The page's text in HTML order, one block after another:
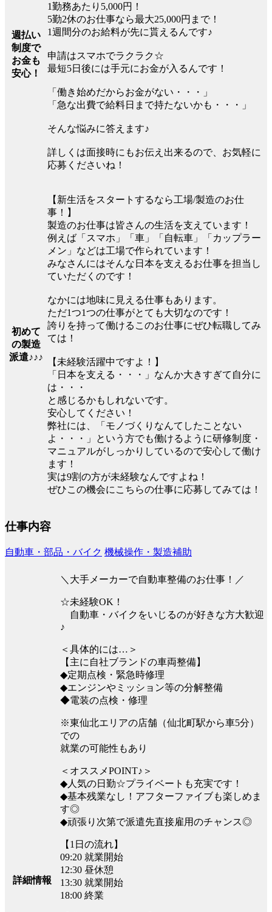
週払い
制度で
お金も
安心！
1勤務あたり5,000円！
5勤2休のお仕事なら最大25,000円まで！
1週間分のお給料が先に貰えるんです♪
申請はスマホでラクラク☆
最短5日後には手元にお金が入るんです！
「働き始めだからお金がない・・・」
「急な出費で給料日まで持たないかも・・・」
そんな悩みに答えます♪
詳しくは面接時にもお伝え出来るので、お気軽に
応募くださいね！
初めて
の製造
派遣♪♪♪
【新生活をスタートするなら工場/製造のお仕
事！】
製造のお仕事は皆さんの生活を支えています！
例えば「スマホ」「車」「自転車」「カップラー
メン」などは工場で作られています！
みなさんにはそんな日本を支えるお仕事を担当し
ていただくのです！
なかには地味に見える仕事もあります。
ただ1つ1つの仕事がとても大切なのです！
誇りを持って働けるこのお仕事にぜひ転職してみ
ては！
【未経験活躍中ですよ！】
「日本を支える・・・」なんか大きすぎて自分に
は・・・
と感じるかもしれないです。
安心してください！
弊社には、「モノづくりなんてしたことない
よ・・・」という方でも働けるように研修制度・
マニュアルがしっかりしているので安心して働け
ます！
実は9割の方が未経験なんですよね！
ぜひこの機会にこちらの仕事に応募してみては！
仕事内容
自動車・部品・バイク 機械操作・製造補助
詳細情報
＼大手メーカーで自動車整備のお仕事！／
☆未経験OK！
自動車・バイクをいじるのが好きな方大歓迎
♪
＜具体的には…＞
【主に自社ブランドの車両整備】
◆定期点検・緊急時修理
◆エンジンやミッション等の分解整備
◆電装の点検・修理
※東仙北エリアの店舗（仙北町駅から車5分）
での
就業の可能性もあり
＜オススメPOINT♪＞
◆人気の日勤☆プライベートも充実です！
◆基本残業なし！アフターファイブも楽しめま
す◎
◆頑張り次第で派遣先直接雇用のチャンス◎
【1日の流れ】
09:20 就業開始
12:30 昼休憩
13:30 就業開始
18:00 終業